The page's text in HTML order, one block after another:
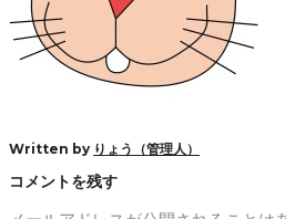
Written by りょう（管理人）
コメントを残す